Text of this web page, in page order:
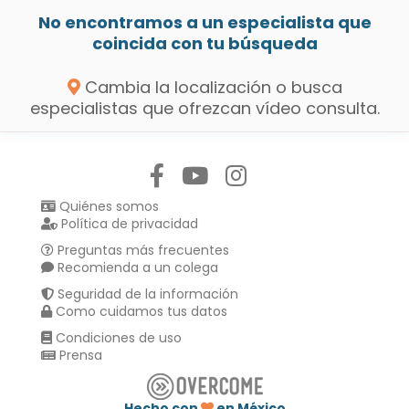
No encontramos a un especialista que
coincida con tu búsqueda
Cambia la localización o busca
especialistas que ofrezcan vídeo consulta.
Quiénes somos
Política de privacidad
Preguntas más frecuentes
Recomienda a un colega
Seguridad de la información
Como cuidamos tus datos
Condiciones de uso
Prensa